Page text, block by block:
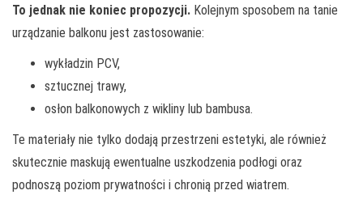
To jednak nie koniec propozycji. Kolejnym sposobem na tanie
urządzanie balkonu jest zastosowanie:
wykładzin PCV,
sztucznej trawy,
osłon balkonowych z wikliny lub bambusa.
Te materiały nie tylko dodają przestrzeni estetyki, ale również
skutecznie maskują ewentualne uszkodzenia podłogi oraz
podnoszą poziom prywatności i chronią przed wiatrem.